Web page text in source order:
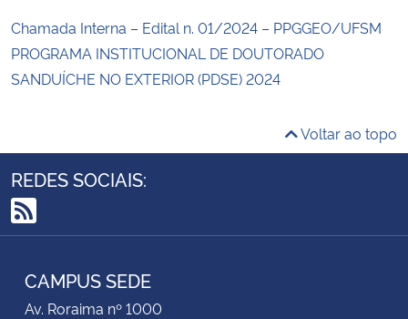
Chamada Interna – Edital n. 01/2024 – PPGGEO/UFSM
PROGRAMA INSTITUCIONAL DE DOUTORADO
SANDUÍCHE NO EXTERIOR (PDSE) 2024
Voltar ao topo
REDES SOCIAIS:
RSS
CAMPUS SEDE
Av. Roraima nº 1000